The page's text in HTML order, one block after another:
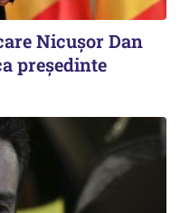
Nicușor Dan
președinte